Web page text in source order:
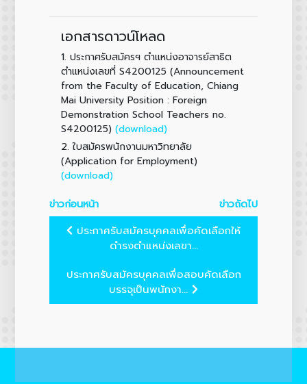
เอกสารดาวน์โหลด
1. ประกาศรับสมัครฯ ตำแหน่งอาจารย์สาธิต
ตำแหน่งเลขที่ S4200125 (Announcement
from the Faculty of Education, Chiang
Mai University Position : Foreign
Demonstration School Teachers no.
S4200125) (download)
2.ใบสมัครพนักงานมหาวิทยาลัย
(Application for Employment)
(download)
ข่าวก่อนหน้า
ข่าวถัดไป
ประกาศรับสมัครบุคคลเพื่อคัดเลือกให้
ดำรงตำแหน่งเลขา...
ประกาศรับสมัครบุคคลเพื่อสอบคัดเลือก
บรรจุเป็นพนักงา...